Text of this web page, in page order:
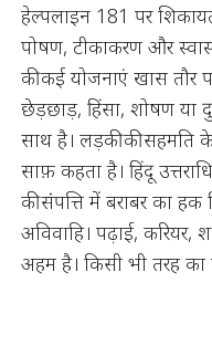
हेल्पलाइन 181 पर
पोषण, टीकाकरण और
की कई योजनाएं खास तौर
छेड़छाड़, हिंसा, शोषण या
साथ है। लड़की की
साफ़ कहता है। हिंदू
की संपत्ति में बराबर का हक
अविवाहि। पढ़ाई,
अहम है। किसी भी तरह